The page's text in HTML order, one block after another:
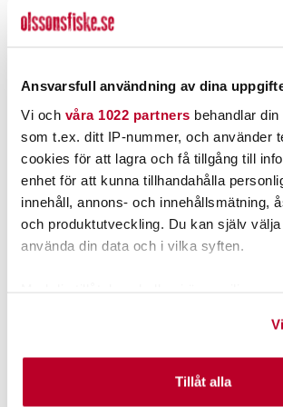
Ansvarsfull användning av dina
Vi och våra 1022 partners behandlar din
som t.ex. ditt IP-nummer, och använder
cookies för att lagra och få tillgång till
enhet för att kunna tillhandahålla
innehåll, annons- och innehållsmätning,
och produktutveckling. Du kan själv
använda din data och i vilka syften.
Identifiera din enhet genom att aktivt
specifika kännetecken (fingeravtryck)
Tillåt alla
Spöbälte med ledad
199,00 krTidigare pris
259,00 kr
259,00 kr
6 ST
LÄGG I VARUKORGEN
Patriot
135,00 kr
LÄGG I
ANDRA TITTADE OCKSÅ PÅ